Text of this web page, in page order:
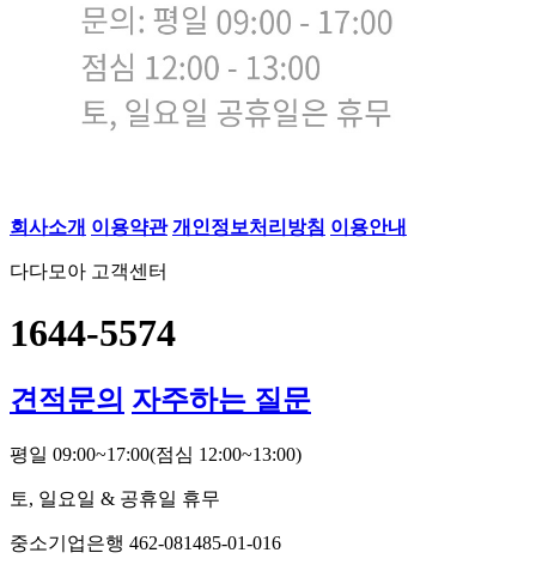
회사소개 이용약관 개인정보처리방침 이용안내
다다모아 고객센터
1644-5574
견적문의 자주하는 질문
평일 09:00~17:00(점심 12:00~13:00)
토, 일요일 & 공휴일 휴무
중소기업은행 462-081485-01-016